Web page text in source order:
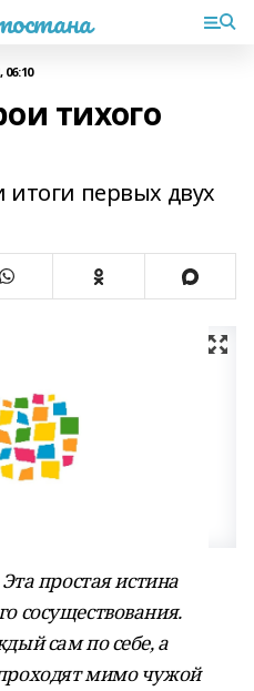
тихого
первых двух
простая истина
сосуществования.
сам по себе, а
мимо чужой